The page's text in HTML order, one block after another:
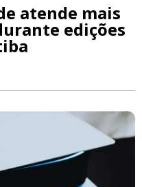
atende mais
edições